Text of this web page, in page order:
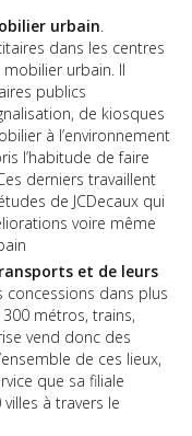
urbain.
dans les centres
urbain. Il
publics
de kiosques
à l’environnement
l’habitude de faire
derniers travaillent
de JCDecaux qui
voire même
et de leurs
concessions dans plus
métros, trains,
vend donc des
de ces lieux,
que sa filiale
à travers le